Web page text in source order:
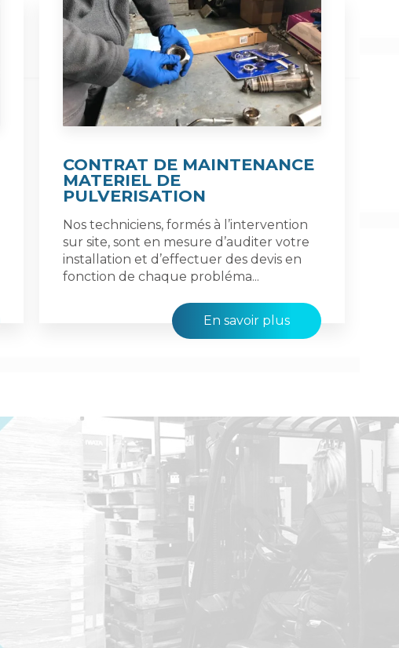
CONTRAT DE MAINTENANCE
MATERIEL DE
PULVERISATION
Nos techniciens, formés à l’intervention
sur site, sont en mesure d’auditer votre
installation et d’effectuer des devis en
fonction de chaque probléma...
En savoir plus